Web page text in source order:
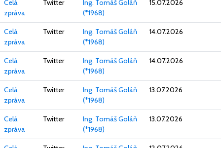
Celá
zpráva
Twitter
Ing. Tomáš Goláň
(*1968)
15.07.2026
Celá
zpráva
Twitter
Ing. Tomáš Goláň
(*1968)
14.07.2026
Celá
zpráva
Twitter
Ing. Tomáš Goláň
(*1968)
14.07.2026
Celá
zpráva
Twitter
Ing. Tomáš Goláň
(*1968)
13.07.2026
Celá
zpráva
Twitter
Ing. Tomáš Goláň
(*1968)
13.07.2026